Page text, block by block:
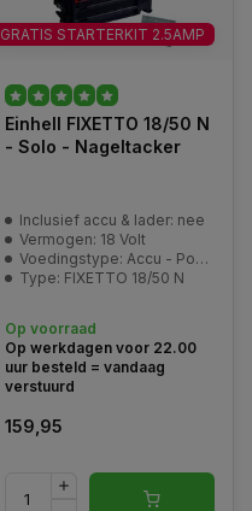
GRATIS STARTERKIT 2.5AMP
Einhell FIXETTO 18/50 N
- Solo - Nageltacker
Inclusief accu & lader: nee
Vermogen: 18 Volt
Voedingstype: Accu - Power-X-Change
Type: FIXETTO 18/50 N
Op voorraad
Op werkdagen voor 22.00
uur besteld = vandaag
verstuurd
159,95